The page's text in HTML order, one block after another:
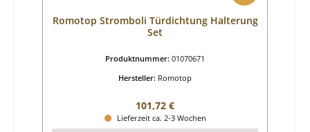
Romotop Stromboli Türdichtung Halterung
Set
Produktnummer: 01070671
Hersteller: Romotop
Regulärer Preis:
101,72 €
Lieferzeit ca. 2-3 Wochen